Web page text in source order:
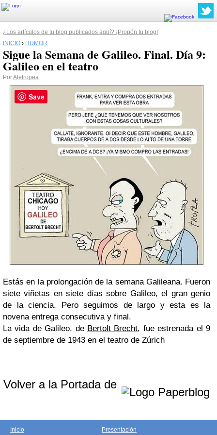
¿Los artículos de tu blog publicados aquí? ¡Propón tu blog!
INICIO › HUMOR
Sigue la Semana de Galileo. Final. Día 9:
Galileo en el teatro
PorAletropea
Estás en la prolongaciónde la semana Galileana. Fueron
siete viñetas en siete días sobre Galileo, el gran genio
de la ciencia. Pero seguimos de largo y esta es la
novena entrega consecutiva y final.
La vida de Galileo, de Bertolt Brecht, fue estrenada el 9
de septiembre de 1943 en el teatro de Zúrich
Volver a la Portada de
Inicio Presentación
Save